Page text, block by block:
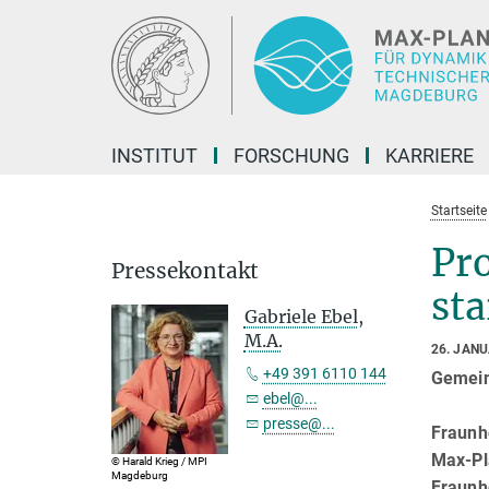
INSTITUT FORSCHUNG KARRIERE
Startseite
26.
Max-
Pressekontakt
© Harald Krieg / MPI
Magdeburg
Gabriele Ebel,
M.A.
+49 391 6110 144
ebel@...
presse@...